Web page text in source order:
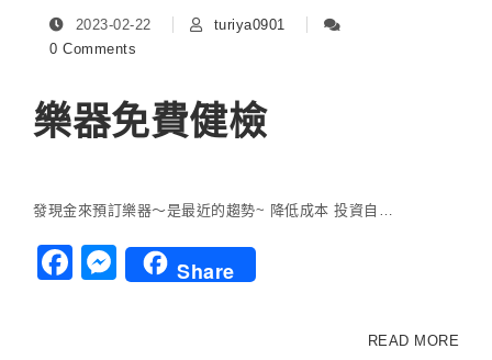
2023-02-22
turiya0901
0 Comments
樂器免費健檢
發現金來預訂樂器～是最近的趨勢~ 降低成本 投資自…
Facebook
Messenger
Share
READ MORE